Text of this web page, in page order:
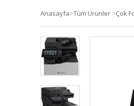
Anasayfa>Tüm Ürünler >Çok